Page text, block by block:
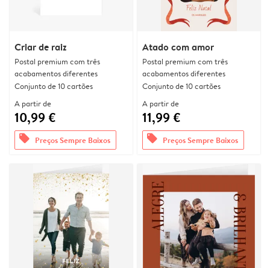
Criar de raiz
Postal premium com três
acabamentos diferentes
Conjunto de 10 cartões
A partir de
10,99 €
offers Preços Sempre Baixos
Atado com amor
Postal premium com três
acabamentos diferentes
Conjunto de 10 cartões
A partir de
11,99 €
offers Preços Sempre Baixos